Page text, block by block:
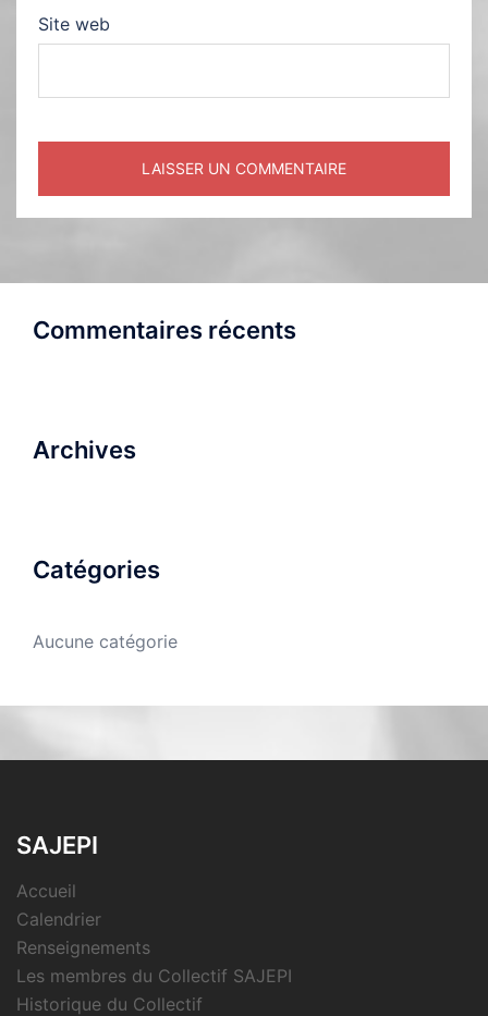
Site web
Commentaires récents
Archives
Catégories
Aucune catégorie
SAJEPI
Accueil
Calendrier
Renseignements
Les membres du Collectif SAJEPI
Historique du Collectif